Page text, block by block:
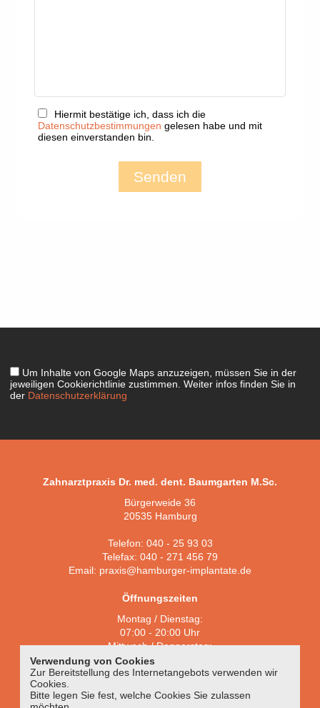
Hiermit bestätige ich, dass ich die
Datenschutzbestimmungen gelesen habe und mit
diesen einverstanden bin.
Senden
Um Inhalte von Google Maps anzuzeigen, müssen Sie in der
jeweiligen Cookierichtlinie zustimmen. Weiter infos finden Sie in
der Datenschutzerklärung
Zahnarztpraxis Dr. med. dent. Baumgarten M.Sc.
Bürgerweide 36
20535 Hamburg
Telefon: 040 - 25 93 03
Telefax: 040 - 271 456 79
Email: praxis@hamburger-implantate.de
Öffnungszeiten
Montag / Dienstag:
07:00 - 20:00 Uhr
Mittwoch / Donnerstag:
08:00 - 20:00 Uhr
Freitag:
und nach Vereinbarung
Verwendung von Cookies
Zur Bereitstellung des Internetangebots verwenden wir
Cookies.
Bitte legen Sie fest, welche Cookies Sie zulassen